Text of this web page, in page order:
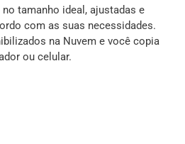
tamanho ideal, ajustadas e
com as suas necessidades.
na Nuvem e você copia
ou celular.